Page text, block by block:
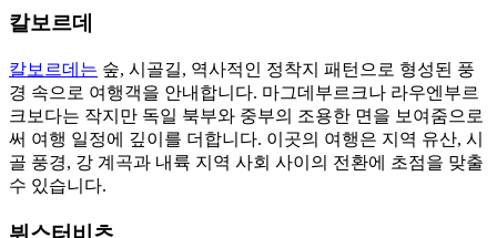
칼보르데
칼보르데는 숲, 시골길, 역사적인 정착지 패턴으로 형성된 풍
경 속으로 여행객을 안내합니다. 마그데부르크나 라우엔부르
크보다는 작지만 독일 북부와 중부의 조용한 면을 보여줌으로
써 여행 일정에 깊이를 더합니다. 이곳의 여행은 지역 유산, 시
골 풍경, 강 계곡과 내륙 지역 사회 사이의 전환에 초점을 맞출
수 있습니다.
뷔스터비츠